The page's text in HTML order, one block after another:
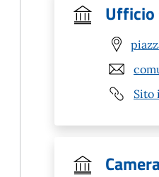
Ufficio
Sito